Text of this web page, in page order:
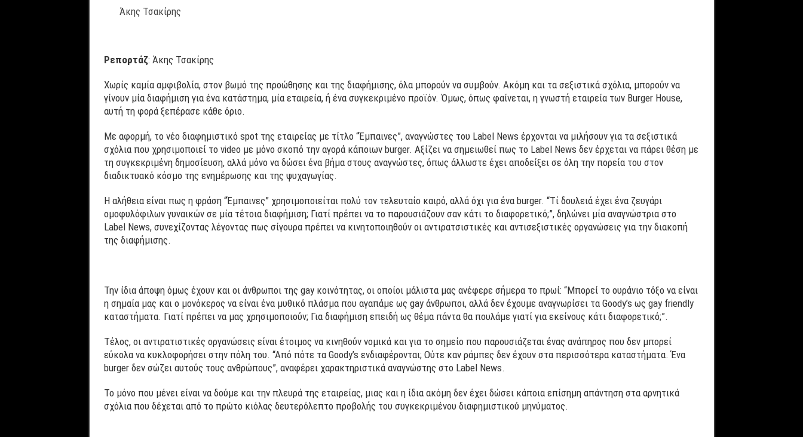
Άκης Τσακίρης
Ρεπορτάζ: Άκης Τσακίρης
Χωρίς καμία αμφιβολία, στον βωμό της προώθησης και της διαφήμισης, όλα μπορούν να συμβούν. Ακόμη και τα σεξιστικά σχόλια, μπορούν να
γίνουν μία διαφήμιση για ένα κατάστημα, μία εταιρεία, ή ένα συγκεκριμένο προϊόν. Όμως, όπως φαίνεται, η γνωστή εταιρεία των Burger House,
αυτή τη φορά ξεπέρασε κάθε όριο.
Με αφορμή, το νέο διαφημιστικό spot της εταιρείας με τίτλο “Έμπαινες”, αναγνώστες του Label News έρχονται να μιλήσουν για τα σεξιστικά
σχόλια που χρησιμοποιεί το video με μόνο σκοπό την αγορά κάποιων burger. Αξίζει να σημειωθεί πως το Label News δεν έρχεται να πάρει θέση με
τη συγκεκριμένη δημοσίευση, αλλά μόνο να δώσει ένα βήμα στους αναγνώστες, όπως άλλωστε έχει αποδείξει σε όλη την πορεία του στον
διαδικτυακό κόσμο της ενημέρωσης και της ψυχαγωγίας.
Η αλήθεια είναι πως η φράση “Έμπαινες” χρησιμοποιείται πολύ τον τελευταίο καιρό, αλλά όχι για ένα burger. “Τί δουλειά έχει ένα ζευγάρι
ομοφυλόφιλων γυναικών σε μία τέτοια διαφήμιση; Γιατί πρέπει να το παρουσιάζουν σαν κάτι το διαφορετικό;”, δηλώνει μία αναγνώστρια στο
Label News, συνεχίζοντας λέγοντας πως σίγουρα πρέπει να κινητοποιηθούν οι αντιρατσιστικές και αντισεξιστικές οργανώσεις για την διακοπή
της διαφήμισης.
Την ίδια άποψη όμως έχουν και οι άνθρωποι της gay κοινότητας, οι οποίοι μάλιστα μας ανέφερε σήμερα το πρωί: “Μπορεί το ουράνιο τόξο να είναι
η σημαία μας και ο μονόκερος να είναι ένα μυθικό πλάσμα που αγαπάμε ως gay άνθρωποι, αλλά δεν έχουμε αναγνωρίσει τα Goody’s ως gay friendly
καταστήματα. Γιατί πρέπει να μας χρησιμοποιούν; Για διαφήμιση επειδή ως θέμα πάντα θα πουλάμε γιατί για εκείνους κάτι διαφορετικό;”.
Τέλος, οι αντιρατιστικές οργανώσεις είναι έτοιμος να κινηθούν νομικά και για το σημείο που παρουσιάζεται ένας ανάπηρος που δεν μπορεί
εύκολα να κυκλοφορήσει στην πόλη του. “Από πότε τα Goody’s ενδιαφέρονται; Ούτε καν ράμπες δεν έχουν στα περισσότερα καταστήματα. Ένα
burger δεν σώζει αυτούς τους ανθρώπους”, αναφέρει χαρακτηριστικά αναγνώστης στο Label News.
Το μόνο που μένει είναι να δούμε και την πλευρά της εταιρείας, μιας και η ίδια ακόμη δεν έχει δώσει κάποια επίσημη απάντηση στα αρνητικά
σχόλια που δέχεται από το πρώτο κιόλας δευτερόλεπτο προβολής του συγκεκριμένου διαφημιστικού μηνύματος.